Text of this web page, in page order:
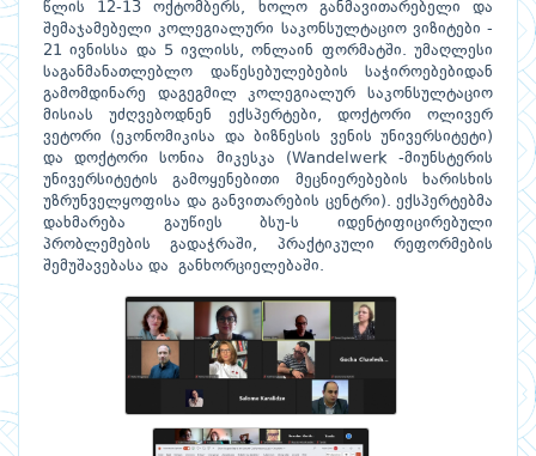
წლის 12-13 ოქტომბერს, ხოლო განმავითარებელი და
შემაჯამებელი კოლეგიალური საკონსულტაციო ვიზიტები -
21 ივნისსა და 5 ივლისს, ონლაინ ფორმატში. უმაღლესი
საგანმანათლებლო დაწესებულებების საჭიროებებიდან
გამომდინარე დაგეგმილ კოლეგიალურ საკონსულტაციო
მისიას უძღვებოდნენ ექსპერტები, დოქტორი ოლივერ
ვეტორი (ეკონომიკისა და ბიზნესის ვენის უნივერსიტეტი)
და დოქტორი სონია მიკესკა (Wandelwerk -მიუნსტერის
უნივერსიტეტის გამოყენებითი მეცნიერებების ხარისხის
უზრუნველყოფისა და განვითარების ცენტრი). ექსპერტებმა
დახმარება გაუწიეს ბსუ-ს იდენტიფიცირებული
პრობლემების გადაჭრაში, პრაქტიკული რეფორმების
შემუშავებასა და განხორციელებაში.